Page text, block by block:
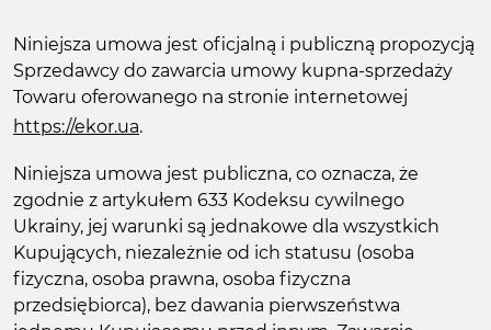
Niniejsza umowa jest oficjalną i publiczną propozycją
Sprzedawcy do zawarcia umowy kupna-sprzedaży
Towaru oferowanego na stronie internetowej
https://ekor.ua.
Niniejsza umowa jest publiczna, co oznacza, że
zgodnie z artykułem 633 Kodeksu cywilnego
Ukrainy, jej warunki są jednakowe dla wszystkich
Kupujących, niezależnie od ich statusu (osoba
fizyczna, osoba prawna, osoba fizyczna
przedsiębiorca), bez dawania pierwszeństwa